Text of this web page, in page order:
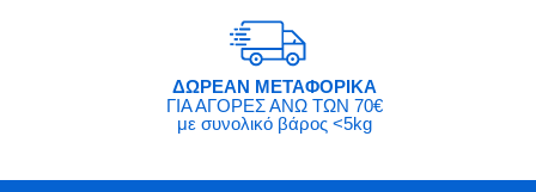
ΔΩΡΕΑΝ ΜΕΤΑΦΟΡΙΚΑ
ΓΙΑ ΑΓΟΡΕΣ ΑΝΩ ΤΩΝ 70€
με συνολικό βάρος <5kg